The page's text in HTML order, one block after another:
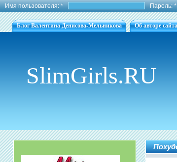
Имя пользователя:* Пароль:*
Блог Валентина Денисова-Мельникова Об авторе
SlimGirls.RU